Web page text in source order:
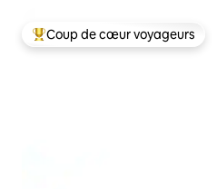
Coups de cœur voyageurs les
Coup de cœur voyageurs